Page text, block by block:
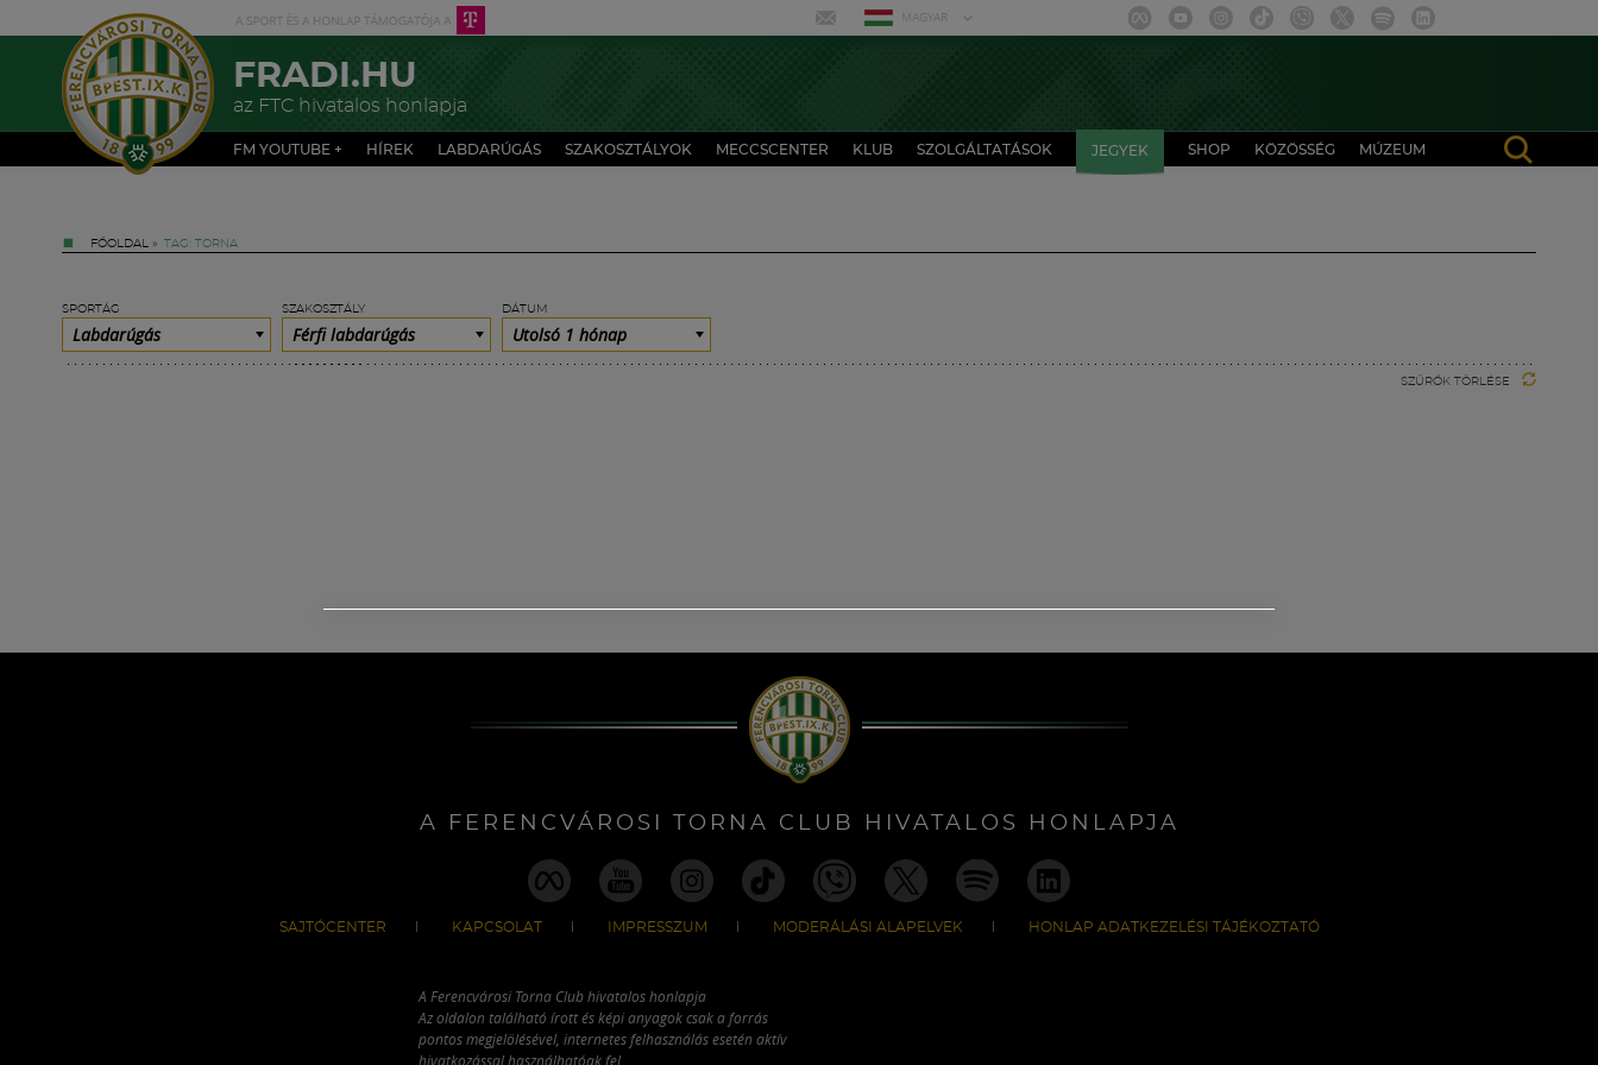
MAGYAR
FRADI.HU
az FTC hivatalos honlapja
FM YOUTUBE + HÍREK LABDARÚGÁS SZAKOSZTÁLYOK MECCSCENTER KLUB SZOLGÁLTATÁSOK JEGYEK SHOP KÖZÖSSÉG MÚZEUM
FŐOLDAL » TAG: TORNA
SPORTÁG
Labdarúgás
SZAKOSZTÁLY
Férfi labdarúgás
DÁTUM
Utolsó 1 hónap
SZŰRŐK TÖRLÉSE
A FERENCVÁROSI TORNA CLUB HIVATALOS HONLAPJA
SAJTÓCENTER KAPCSOLAT IMPRESSZUM MODERÁLÁSI ALAPELVEK HONLAP ADATKEZELÉSI TÁJÉKOZTATÓ
A Ferencvárosi Torna Club hivatalos honlapja
Az oldalon található írott és képi anyagok csak a forrás
pontos megjelölésével, internetes felhasználás esetén aktív
hivatkozással használhatóak fel.